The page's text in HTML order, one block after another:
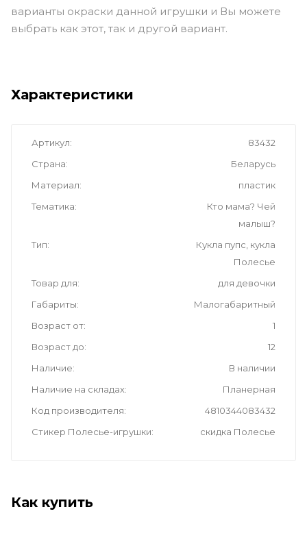
варианты окраски данной игрушки и Вы можете
выбрать как этот, так и другой вариант.
Характеристики
Артикул
83432
Страна
Беларусь
Материал
пластик
Тематика
Кто мама? Чей
малыш?
Тип
Кукла пупс, кукла
Полесье
Товар для
для девочки
Габариты
Малогабаритный
Возраст от
1
Возраст до
12
Наличие
В наличии
Наличие на складах
Планерная
Код производителя
4810344083432
Стикер Полесье-игрушки
скидка Полесье
Как купить